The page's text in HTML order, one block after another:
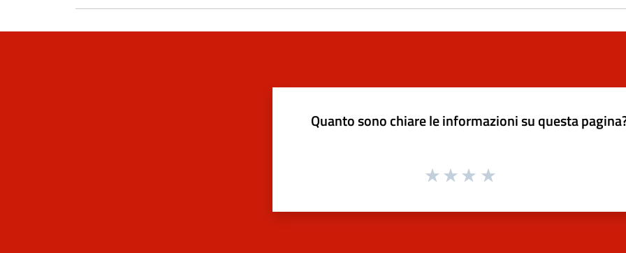
Quanto sono chiare le informazioni su questa